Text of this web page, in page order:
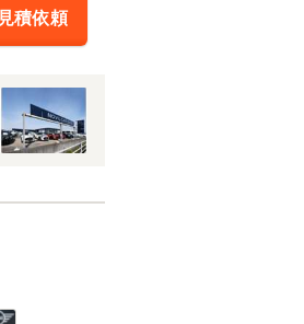
積依頼